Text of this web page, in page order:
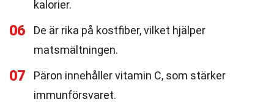
kalorier.
06
De är rika på kostfiber, vilket hjälper
matsmältningen.
07
Päron innehåller vitamin C, som stärker
immunförsvaret.